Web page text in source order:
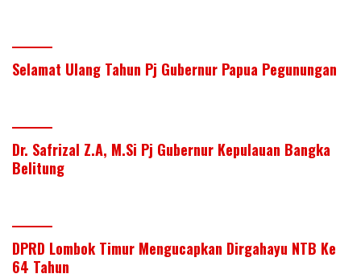
Selamat Ulang Tahun Pj Gubernur Papua Pegunungan
Dr. Safrizal Z.A, M.Si Pj Gubernur Kepulauan Bangka
Belitung
DPRD Lombok Timur Mengucapkan Dirgahayu NTB Ke
64 Tahun